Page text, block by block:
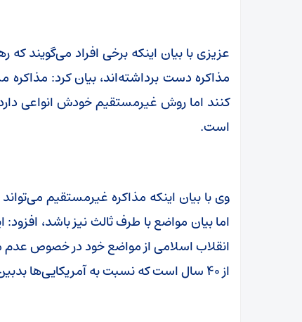
عزیزی با بیان اینکه برخی افراد می‌گویند
مذاکره دست برداشته‌اند، بیان کرد:
کنند اما روش غیرمستقیم خودش انواعی
است.
وی با بیان اینکه مذاکره غیرمستقیم
اما بیان مواضع با طرف ثالث نیز باشد،
انقلاب اسلامی از مواضع خود در خصوص عدم
از ۴۰ سال است که نسبت به آمریکایی‌ها بدبین هستند و دلیل آن را هم تجربه فرمودند.